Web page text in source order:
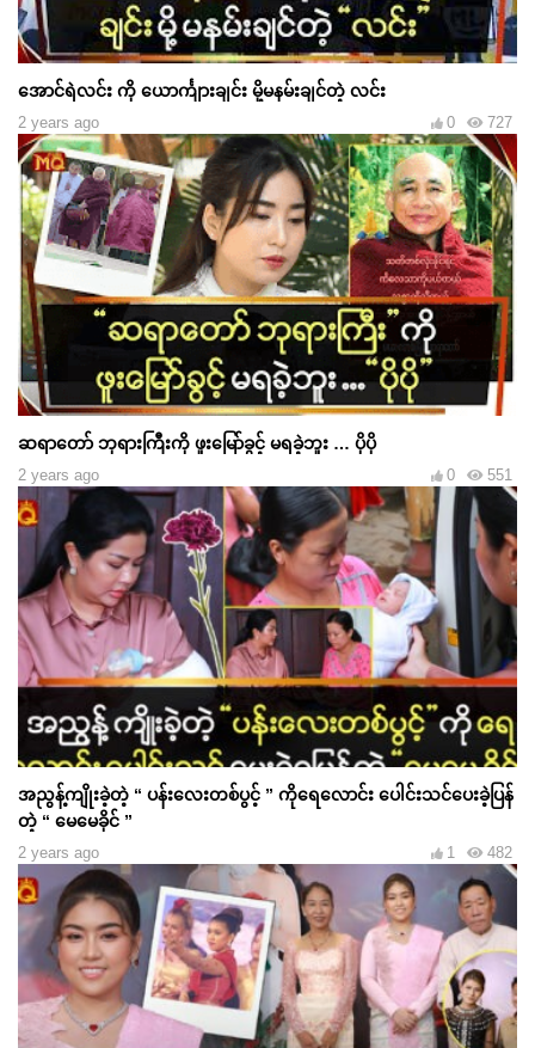
အောင်ရဲလင်း ကို ယောင်္ကျားချင်း မို့မနမ်းချင်တဲ့ လင်း
2 years ago 727
0
ဆရာတော် ဘုရားကြီးကို ဖူးမြော်ခွင့် မရခဲ့ဘူး … ပိုပို
2 years ago 551
0
အညွန့်ကျိုးခဲ့တဲ့ “ ပန်းလေးတစ်ပွင့် ” ကိုရေလောင်း ပေါင်းသင်ပေးခဲ့ပြန်
တဲ့ “ မေမေခိုင် ”
2 years ago 482
1